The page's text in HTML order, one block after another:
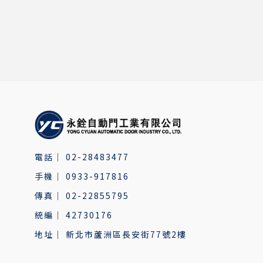
02-28483477
0933-917816
02-22855795
42730176
新北市蘆洲區長安街77號2樓